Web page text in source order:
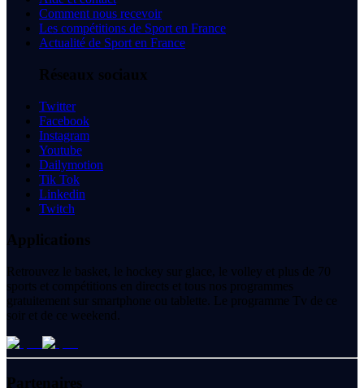
Comment nous recevoir
Les compétitions de Sport en France
Actualité de Sport en France
Réseaux sociaux
Twitter
Facebook
Instagram
Youtube
Dailymotion
Tik Tok
Linkedin
Twitch
Applications
Retrouvez le basket, le hockey sur glace, le volley et plus de 70
sports et compétitions en directs et tous nos programmes
gratuitement sur smartphone ou tablette. Le programme Tv de ce
soir et de ce weekend.
Partenaires